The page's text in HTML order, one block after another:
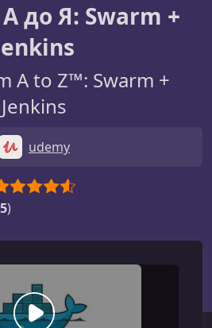
до Я: Swarm +
A to Z™: Swarm +
Jenkins
udemy
)